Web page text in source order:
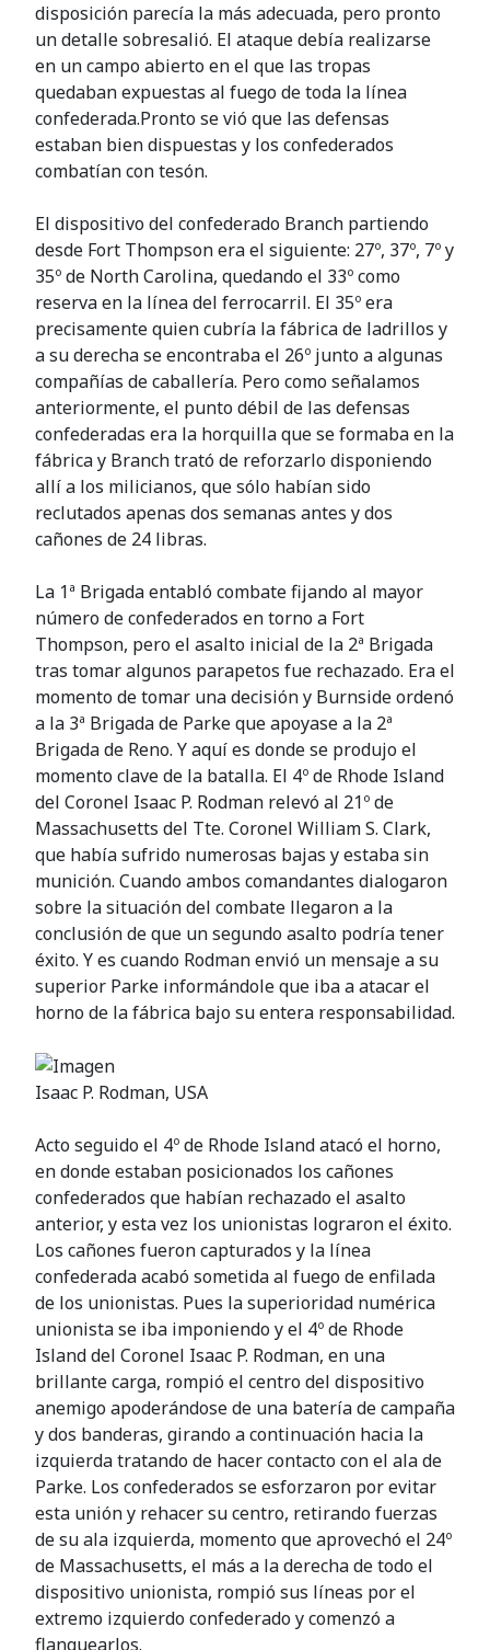
disposición parecía la más adecuada, pero pronto
un detalle sobresalió. El ataque debía realizarse
en un campo abierto en el que las tropas
quedaban expuestas al fuego de toda la línea
confederada.Pronto se vió que las defensas
estaban bien dispuestas y los confederados
combatían con tesón.
El dispositivo del confederado Branch partiendo
desde Fort Thompson era el siguiente: 27º, 37º, 7º y
35º de North Carolina, quedando el 33º como
reserva en la línea del ferrocarril. El 35º era
precisamente quien cubría la fábrica de ladrillos y
a su derecha se encontraba el 26º junto a algunas
compañías de caballería. Pero como señalamos
anteriormente, el punto débil de las defensas
confederadas era la horquilla que se formaba en la
fábrica y Branch trató de reforzarlo disponiendo
allí a los milicianos, que sólo habían sido
reclutados apenas dos semanas antes y dos
cañones de 24 libras.
La 1ª Brigada entabló combate fijando al mayor
número de confederados en torno a Fort
Thompson, pero el asalto inicial de la 2ª Brigada
tras tomar algunos parapetos fue rechazado. Era el
momento de tomar una decisión y Burnside ordenó
a la 3ª Brigada de Parke que apoyase a la 2ª
Brigada de Reno. Y aquí es donde se produjo el
momento clave de la batalla. El 4º de Rhode Island
del Coronel Isaac P. Rodman relevó al 21º de
Massachusetts del Tte. Coronel William S. Clark,
que había sufrido numerosas bajas y estaba sin
munición. Cuando ambos comandantes dialogaron
sobre la situación del combate llegaron a la
conclusión de que un segundo asalto podría tener
éxito. Y es cuando Rodman envió un mensaje a su
superior Parke informándole que iba a atacar el
horno de la fábrica bajo su entera responsabilidad.
Isaac P. Rodman, USA
Acto seguido el 4º de Rhode Island atacó el horno,
en donde estaban posicionados los cañones
confederados que habían rechazado el asalto
anterior, y esta vez los unionistas lograron el éxito.
Los cañones fueron capturados y la línea
confederada acabó sometida al fuego de enfilada
de los unionistas. Pues la superioridad numérica
unionista se iba imponiendo y el 4º de Rhode
Island del Coronel Isaac P. Rodman, en una
brillante carga, rompió el centro del dispositivo
anemigo apoderándose de una batería de campaña
y dos banderas, girando a continuación hacia la
izquierda tratando de hacer contacto con el ala de
Parke. Los confederados se esforzaron por evitar
esta unión y rehacer su centro, retirando fuerzas
de su ala izquierda, momento que aprovechó el 24º
de Massachusetts, el más a la derecha de todo el
dispositivo unionista, rompió sus líneas por el
extremo izquierdo confederado y comenzó a
flanquearlos.